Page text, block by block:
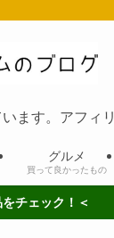
グルメ
買って良かったもの
ます。アフィ
チェック！＜